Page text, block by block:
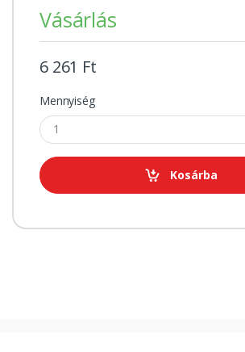
Vásárlás
6 261 Ft
Mennyiség
Kosárba